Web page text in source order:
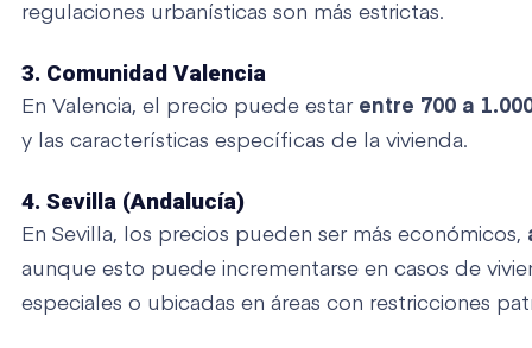
regulaciones urbanísticas son más estrictas.
3. Comunidad Valencia
En Valencia, el precio puede estar entre 700 a
y las características específicas de la vivienda.
4. Sevilla (Andalucía)
En Sevilla, los precios pueden ser más económicos,
aunque esto puede incrementarse en casos de
especiales o ubicadas en áreas con restricciones